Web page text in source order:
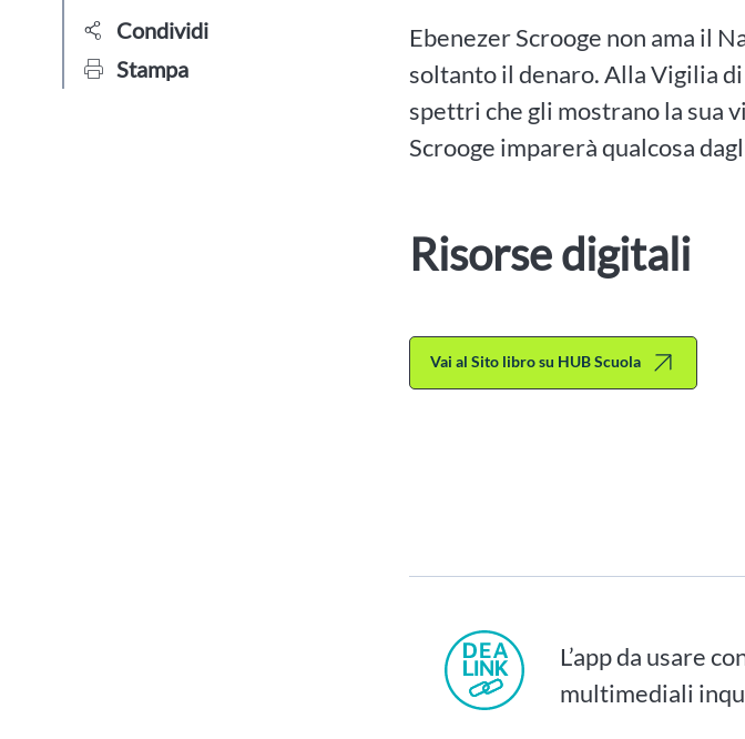
Condividi
Stampa
Ebenezer Scrooge non ama il
soltanto il denaro. Alla Vigilia
spettri che gli mostrano la sua
Scrooge imparerà qualcosa
Risorse digitali
Vai al Sito libro su HUB Scuola
L’app da usare
multimediali